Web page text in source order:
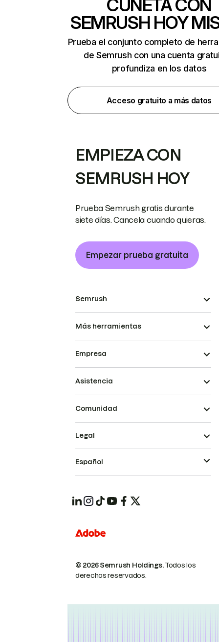
CUNETA CON
SEMRUSH HOY
Prueba el conjunto completo de
de Semrush con una cuenta
profundiza en los datos
Acceso gratuito a más datos
EMPIEZA CON
SEMRUSH HOY
Prueba Semrush gratis durante
siete días. Cancela cuando quieras.
Empezar prueba gratuita
Semrush
Más herramientas
Empresa
Asistencia
Comunidad
© 2026 Semrush Holdings.Todos los
derechos reservados.
Legal
Español